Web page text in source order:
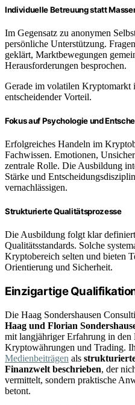
Individuelle Betreuung statt
Im Gegensatz zu anonymen
persönliche Unterstützung.
geklärt, Marktbewegungen
Herausforderungen besprochen.
Gerade im volatilen Kryptomarkt
entscheidender Vorteil.
Fokus auf Psychologie und
Erfolgreiches Handeln im
Fachwissen. Emotionen,
zentrale Rolle. Die Ausbildung
Stärke und
vernachlässigen.
Strukturierte Qualitätsprozesse
Die Ausbildung folgt klar
Qualitätsstandards. Solche
Kryptobereich selten und bieten
Orientierung und Sicherheit.
Einzigartige
Die Haag Sondershausen
Haag und Florian
mit langjähriger Erfahrung in den
Kryptowährungen und Trading.
Medienbeiträgen als
Finanzwelt beschrieben, der
vermittelt, sondern praktische
betont.